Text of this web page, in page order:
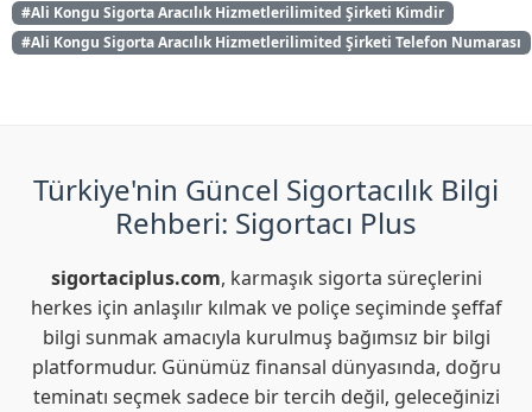
#Ali Kongu Sigorta Aracılık Hizmetlerilimited Şirketi Kimdir
#Ali Kongu Sigorta Aracılık Hizmetlerilimited Şirketi Telefon Numarası
Türkiye'nin Güncel Sigortacılık Bilgi
Rehberi: Sigortacı Plus
sigortaciplus.com, karmaşık sigorta süreçlerini
herkes için anlaşılır kılmak ve poliçe seçiminde şeffaf
bilgi sunmak amacıyla kurulmuş bağımsız bir bilgi
platformudur. Günümüz finansal dünyasında, doğru
teminatı seçmek sadece bir tercih değil, geleceğinizi